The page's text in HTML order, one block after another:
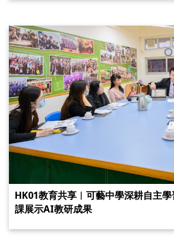
HK01教育共享︱可藝中學深耕自主
課展示AI教研成果